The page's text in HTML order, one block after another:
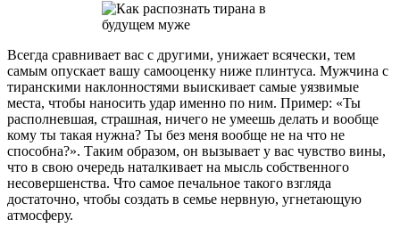
Всегда сравнивает вас с другими, унижает всячески, тем
самым опускает вашу самооценку ниже плинтуса. Мужчина с
тиранскими наклонностями выискивает самые уязвимые
места, чтобы наносить удар именно по ним. Пример: «Ты
располневшая, страшная, ничего не умеешь делать и вообще
кому ты такая нужна? Ты без меня вообще не на что не
способна?». Таким образом, он вызывает у вас чувство вины,
что в свою очередь наталкивает на мысль собственного
несовершенства. Что самое печальное такого взгляда
достаточно, чтобы создать в семье нервную, угнетающую
атмосферу.